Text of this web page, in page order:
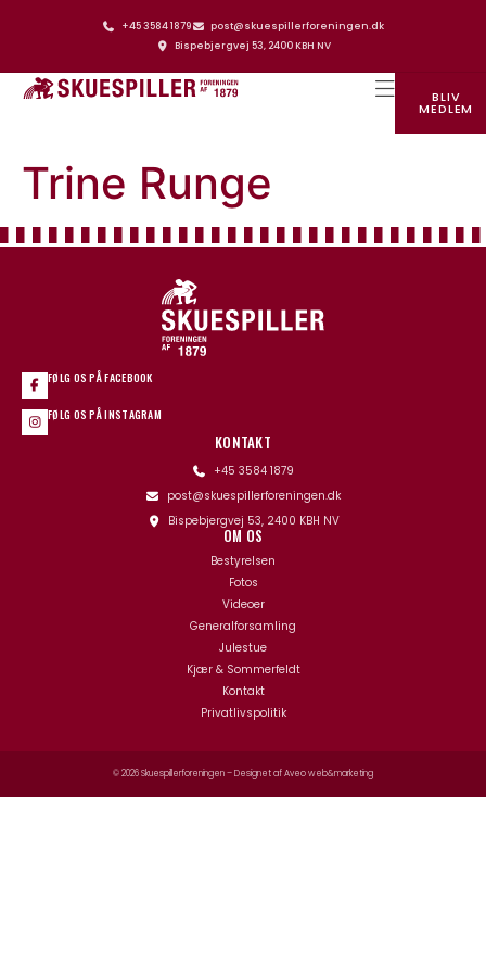
+45 3584 1879
post@skuespillerforeningen.dk
Bispebjergvej 53, 2400 KBH NV
BLIV
MEDLEM
Trine Runge
FØLG OS PÅ FACEBOOK
FØLG OS PÅ INSTAGRAM
KONTAKT
+45 3584 1879
post@skuespillerforeningen.dk
Bispebjergvej 53, 2400 KBH NV
OM OS
Bestyrelsen
Fotos
Videoer
Generalforsamling
Julestue
Kjær & Sommerfeldt
Kontakt
Privatlivspolitik
© 2026 Skuespillerforeningen – Designet afAveo web&marketing